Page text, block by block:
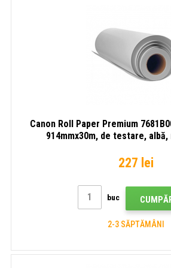
Canon Roll Paper Premium
914mmx30m, de testare,
227 lei
buc
2-3 SĂPTĂMÂNI